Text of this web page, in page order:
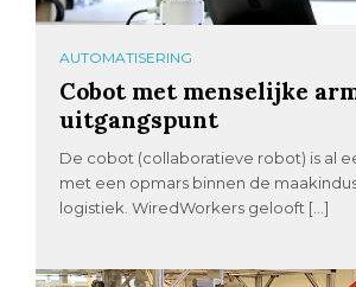
AUTOMATISERING
Cobot met menselijke
uitgangspunt
De cobot (collaboratieve robot) is al
met een opmars binnen de
logistiek. WiredWorkers gelooft […]